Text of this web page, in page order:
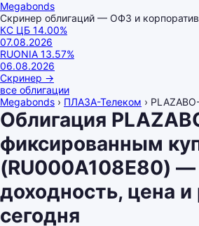
Megabonds
Скринер облигаций — ОФЗ и
КС ЦБ 14.00%
07.08.2026
RUONIA 13.57%
06.08.2026
Скринер →
все облигации
Megabonds › ПЛАЗА-Телеком ›
Облигация
фиксированным
(RU000A108E80) —
доходность, цена и
сегодня